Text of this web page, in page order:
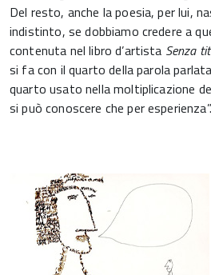
Del resto, anche la poesia, per lui,
indistinto, se dobbiamo credere a
contenuta nel libro d’artista Senza
si fa con il quarto della parola
quarto usato nella moltiplicazione
si può conoscere che per esperienza”.